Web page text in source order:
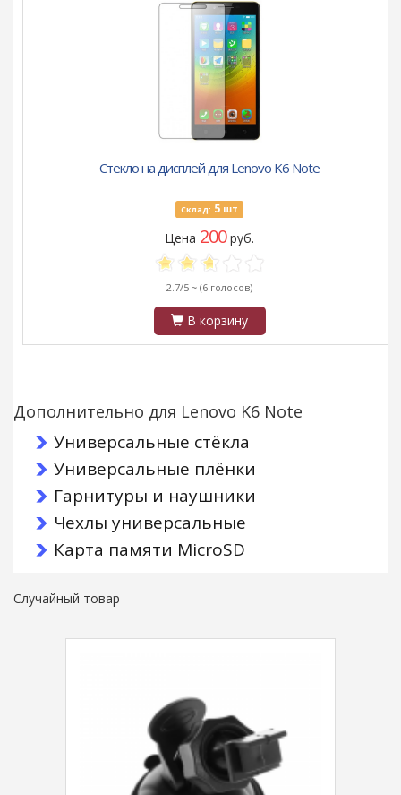
Стекло на дисплей для Lenovo K6 Note
Склад: 5 шт
Цена 200руб.
2.7/5 ~ (6 голосов)
В корзину
Дополнительно для Lenovo K6 Note
Универсальные стёкла
Универсальные плёнки
Гарнитуры и наушники
Чехлы универсальные
Карта памяти MicroSD
Случайный товар